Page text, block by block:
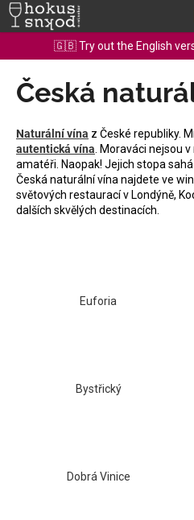
Přejít
🇬🇧 Try out the English
Česká
Naturální vína z České republiky.
autentická vína . Moraváci nejsou
amatéři. Naopak! Jejich stopa
Česká naturální vína najdete ve
světových restaurací v Londýně,
dalších skvělých destinacích.
Euforia
Bystřický
Dobrá Vinice
K
o
Zpět
Zpět
C
o
p
o
t
ř
e